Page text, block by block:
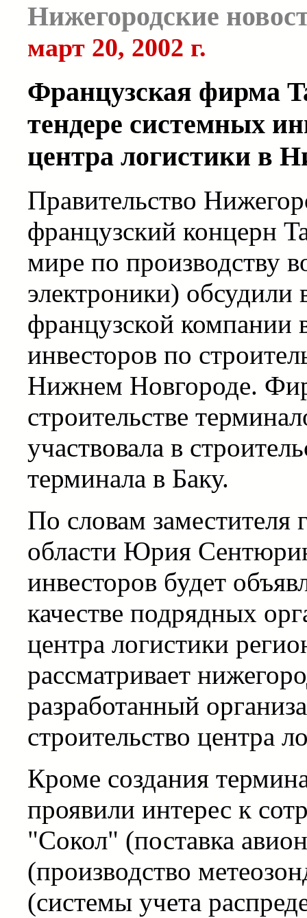
Нижегородские
март 20, 2002 г.
Французская фирма
тендере системных
центра логистики в
Правительство
французский концерн
мире по производству
электроники) обсудили
французской компании
инвесторов по
Нижнем Новгороде.
строительстве
участвовала в
терминала в Баку.
По словам заместителя
области Юрия
инвесторов будет
качестве подрядных
центра логистики
рассматривает
разработанный
строительство центра
Кроме создания
проявили интерес к
"Сокол" (поставка
(производство
(системы учета